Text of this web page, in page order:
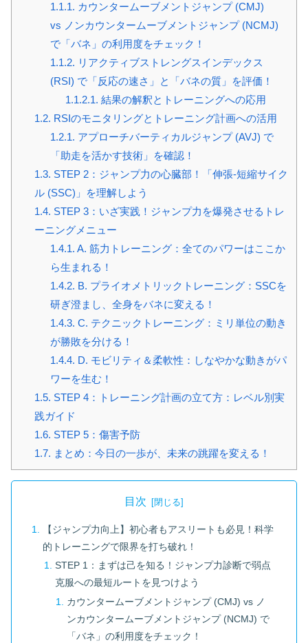
1.1.1. カウンタームーブメントジャンプ (CMJ)
vs ノンカウンタームーブメントジャンプ (NCMJ)
で「バネ」の利用度をチェック！
1.1.2. リアクティブストレングスインデックス
(RSI) で「反応の速さ」と「バネの質」を評価！
1.1.2.1. 結果の解釈とトレーニングへの応用
1.2. RSIのモニタリングとトレーニング計画への活用
1.2.1. アプローチバーティカルジャンプ (AVJ) で
「助走を活かす技術」を確認！
1.3. STEP 2：ジャンプ力の心臓部！「伸張-短縮サイク
ル (SSC)」を理解しよう
1.4. STEP 3：いざ実践！ジャンプ力を爆発させるトレ
ーニングメニュー
1.4.1. A. 筋力トレーニング：全てのパワーはここか
ら生まれる！
1.4.2. B. プライオメトリックトレーニング：SSCを
研ぎ澄まし、全身をバネに変える！
1.4.3. C. テクニックトレーニング：ミリ単位の動き
が勝敗を分ける！
1.4.4. D. モビリティ＆柔軟性：しなやかな動きがパ
ワーを生む！
1.5. STEP 4：トレーニング計画の立て方：レベル別実
践ガイド
1.6. STEP 5：傷害予防
1.7. まとめ：今日の一歩が、未来の跳躍を変える！
目次
【ジャンプ力向上】初心者もアスリートも必見！科学
的トレーニングで限界を打ち破れ！
STEP 1：まずは己を知る！ジャンプ力診断で弱点
克服への最短ルートを見つけよう
カウンタームーブメントジャンプ (CMJ) vs ノ
ンカウンタームーブメントジャンプ (NCMJ) で
「バネ」の利用度をチェック！